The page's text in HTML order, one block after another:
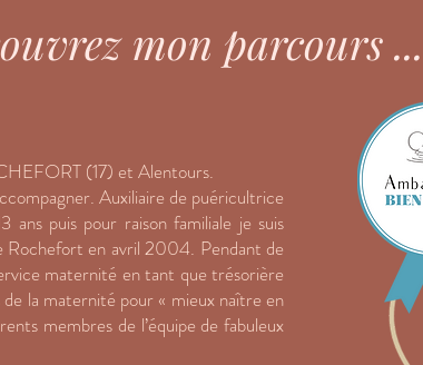
mon parcours
(17) et Alentours.
Auxiliaire de puéricultrice
puis pour raison familiale je suis
Rochefort en avril 2004. Pendant de
maternité en tant que trésorière
de la maternité pour « mieux naître en
membres de l’équipe de fabuleux